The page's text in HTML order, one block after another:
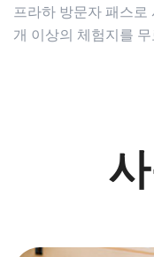
프라하 방문자 패스로
개 이상의 체험지를